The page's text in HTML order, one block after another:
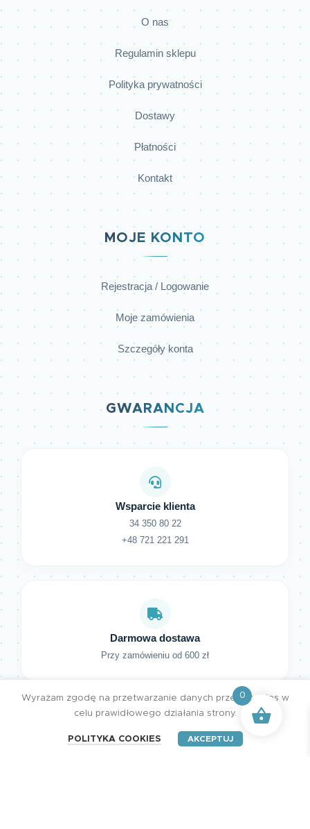
O nas
Regulamin sklepu
Polityka prywatności
Dostawy
Płatności
Kontakt
MOJE KONTO
Rejestracja / Logowanie
Moje zamówienia
Szczegóły konta
GWARANCJA
Wsparcie klienta
34 350 80 22
+48 721 221 291
Darmowa dostawa
Przy zamówieniu od 600 zł
Wyrażam zgodę na przetwarzanie danych przez cookies w
celu prawidłowego działania strony.
POLITYKA COOKIES AKCEPTUJ
0